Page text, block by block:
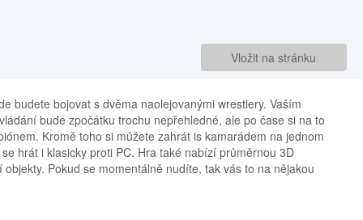
Vložit na stránku
budete bojovat s dvěma naolejovanými wrestlery. Vaším
bude zpočátku trochu nepřehledné, ale po čase si na to
Kromě toho si můžete zahrát is kamarádem na jednom
hrát i klasicky proti PC. Hra také nabízí průměrnou 3D
Pokud se momentálně nudíte, tak vás to na nějakou